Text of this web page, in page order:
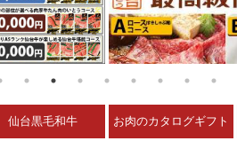
仙台黒毛和牛 お肉のカタログギフト